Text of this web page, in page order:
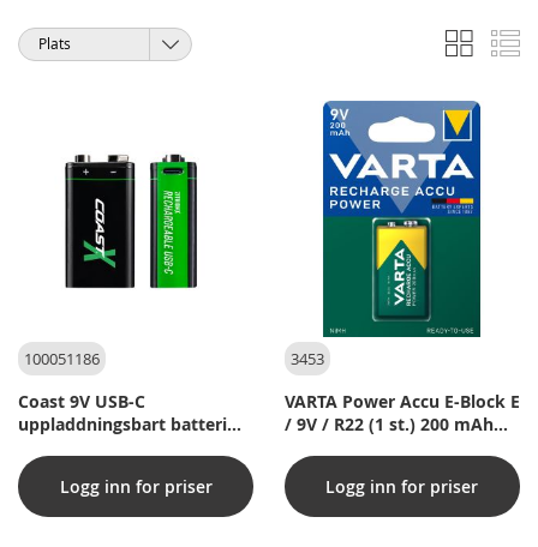
Visa
som
Rutnät
Sortera
100051186
Coast 9V USB-C
uppladdningsbart batteri
Logg inn for priser
3453
VARTA Power Accu E-Block E
/ 9V / R22 (1 st.) 200 mAh
Logg inn for priser